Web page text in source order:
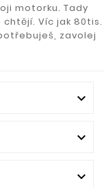
motorku. Tady
Víc jak 80tis.
zavolej


